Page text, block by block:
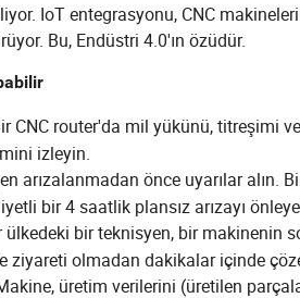
IoT entegrasyonu, CNC
Bu, Endüstri 4.0'ın özüdür.
CNC router'da mil yükünü, titreşimi
izleyin.
arızalanmadan önce uyarılar alın.
bir 4 saatlik plansız arızayı
ülkedeki bir teknisyen, bir makinenin
ziyareti olmadan dakikalar içinde
üretim verilerini (üretilen